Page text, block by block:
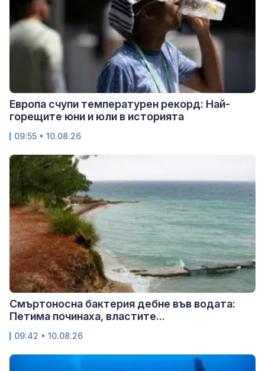
Европа счупи температурен рекорд: Най-
горещите юни и юли в историята
09:55 • 10.08.26
Смъртоносна бактерия дебне във водата:
Петима починаха, властите...
09:42 • 10.08.26